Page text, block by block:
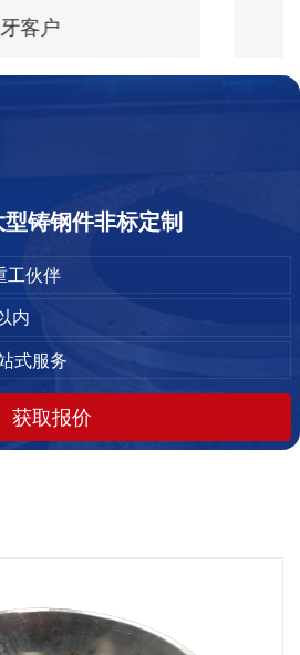
洛阳重型机械
铸钢件非标定制
工伙伴
内
式服务
获取报价